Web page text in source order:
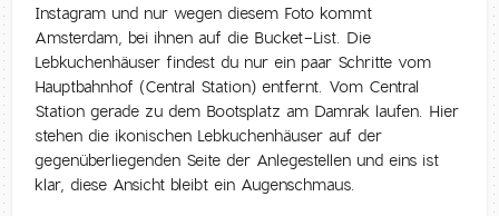
Instagram und nur wegen diesem Foto kommt
Amsterdam, bei ihnen auf die Bucket-List. Die
Lebkuchenhäuser findest du nur ein paar Schritte vom
Hauptbahnhof (Central Station) entfernt. Vom Central
Station gerade zu dem Bootsplatz am Damrak laufen. Hier
stehen die ikonischen Lebkuchenhäuser auf der
gegenüberliegenden Seite der Anlegestellen und eins ist
klar, diese Ansicht bleibt ein Augenschmaus.